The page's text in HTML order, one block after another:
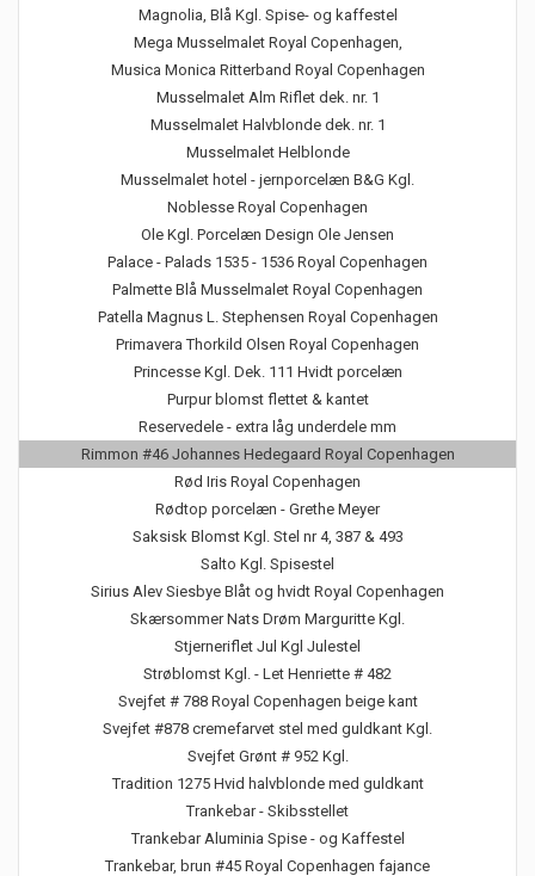
Magnolia, Blå Kgl. Spise- og kaffestel
Mega Musselmalet Royal Copenhagen,
Musica Monica Ritterband Royal Copenhagen
Musselmalet Alm Riflet dek. nr. 1
Musselmalet Halvblonde dek. nr. 1
Musselmalet Helblonde
Musselmalet hotel - jernporcelæn B&G Kgl.
Noblesse Royal Copenhagen
Ole Kgl. Porcelæn Design Ole Jensen
Palace - Palads 1535 - 1536 Royal Copenhagen
Palmette Blå Musselmalet Royal Copenhagen
Patella Magnus L. Stephensen Royal Copenhagen
Primavera Thorkild Olsen Royal Copenhagen
Princesse Kgl. Dek. 111 Hvidt porcelæn
Purpur blomst flettet & kantet
Reservedele - extra låg underdele mm
Rimmon #46 Johannes Hedegaard Royal Copenhagen
Rød Iris Royal Copenhagen
Rødtop porcelæn - Grethe Meyer
Saksisk Blomst Kgl. Stel nr 4, 387 & 493
Salto Kgl. Spisestel
Sirius Alev Siesbye Blåt og hvidt Royal Copenhagen
Skærsommer Nats Drøm Marguritte Kgl.
Stjerneriflet Jul Kgl Julestel
Strøblomst Kgl. - Let Henriette # 482
Svejfet # 788 Royal Copenhagen beige kant
Svejfet #878 cremefarvet stel med guldkant Kgl.
Svejfet Grønt # 952 Kgl.
Tradition 1275 Hvid halvblonde med guldkant
Trankebar - Skibsstellet
Trankebar Aluminia Spise - og Kaffestel
Trankebar, brun #45 Royal Copenhagen fajance